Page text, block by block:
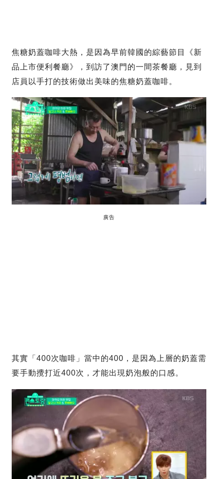
焦糖奶蓋咖啡大熱，是因為早前韓國的綜藝節目《新
品上市便利餐廳》，到訪了澳門的一間茶餐廳，見到
店員以手打的技術做出美味的焦糖奶蓋咖啡。
廣告
其實「400次咖啡」當中的400，是因為上層的奶蓋需
要手動攪打近400次，才能出現奶泡般的口感。